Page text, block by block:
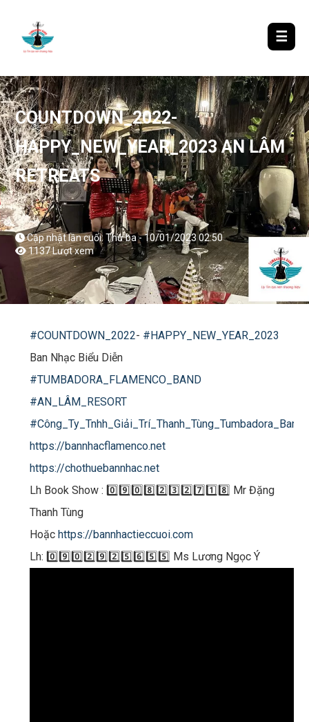
☰
COUNTDOWN_2022-
HAPPY_NEW_YEAR_2023 AN LÂM
RETREATS
Cập nhật lần cuối: Thứ ba - 10/01/2023 02:50
1137 Lượt xem
#COUNTDOWN_2022- #HAPPY_NEW_YEAR_2023
Ban Nhạc Biểu Diễn
#TUMBADORA_FLAMENCO_BAND
#AN_LÂM_RESORT
#Công_Ty_Tnhh_Giải_Trí_Thanh_Tùng_Tumbadora_Band
https://bannhacflamenco.net​​​
https://chothuebannhac.net​​​
Lh Book Show : 0️⃣9️⃣0️⃣8️⃣2️⃣3️⃣2️⃣7️⃣1️⃣8️⃣ Mr Đặng
Thanh Tùng
Hoặc https://bannhactieccuoi.com​​​
Lh: 0️⃣9️⃣0️⃣2️⃣9️⃣2️⃣5️⃣6️⃣5️⃣5️⃣ Ms Lương Ngọc Ý